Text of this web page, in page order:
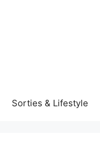
Sorties & Lifestyle